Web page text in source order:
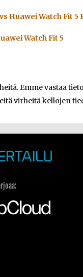
Huawei Watch Fit 5
Watch Fit 5
Emme vastaa
virheitä kellojen